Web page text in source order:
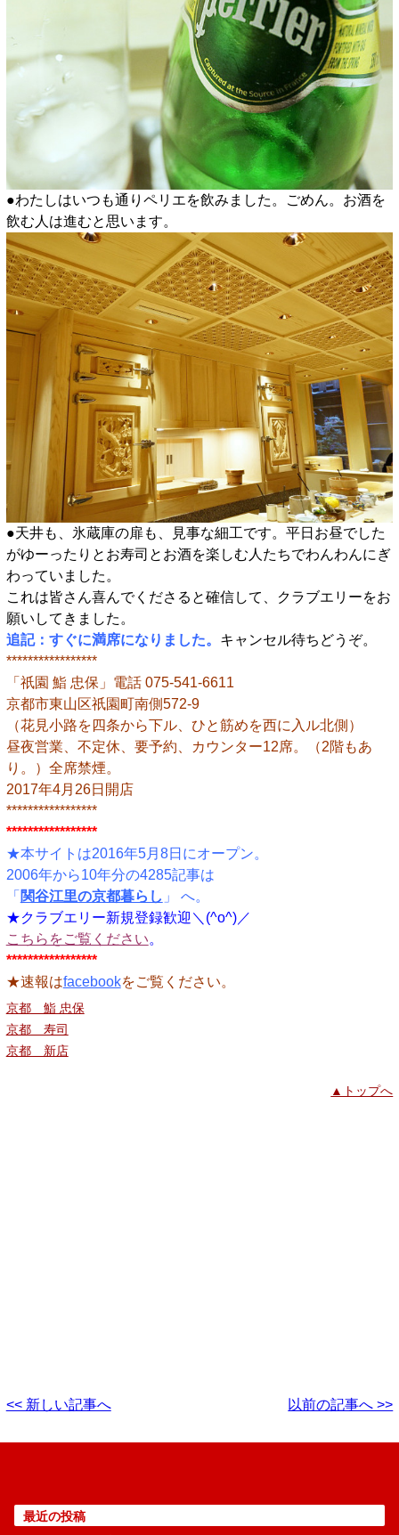
●わたしはいつも通りペリエを飲みました。ごめん。お酒を
飲む人は進むと思います。
●天井も、氷蔵庫の扉も、見事な細工です。平日お昼でした
がゆーったりとお寿司とお酒を楽しむ人たちでわんわんにぎ
わっていました。
これは皆さん喜んでくださると確信して、クラブエリーをお
願いしてきました。
追記：すぐに満席になりました。 キャンセル待ちどうぞ。
*****************
「祇園 鮨 忠保」電話 075-541-6611
京都市東山区祇園町南側572-9
（花見小路を四条から下ル、ひと筋めを西に入ル北側）
昼夜営業、不定休、要予約、カウンター12席。（2階もあ
り。）全席禁煙。
2017年4月26日開店
*****************
*****************
★本サイトは2016年5月8日にオープン。
2006年から10年分の4285記事は
「 関谷江里の京都暮らし 」 へ。
★クラブエリー新規登録歓迎＼(^o^)／
こちらをご覧ください。
*****************
★速報はfacebookをご覧ください。
京都 鮨 忠保
京都 寿司
京都 新店
▲トップへ
<< 新しい記事へ 以前の記事へ >>
最近の投稿